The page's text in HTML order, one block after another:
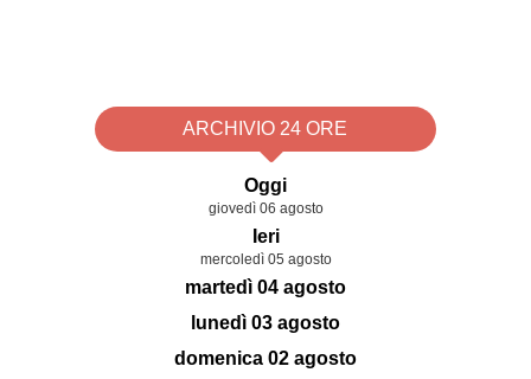
ARCHIVIO 24 ORE
Oggi
giovedì 06 agosto
Ieri
mercoledì 05 agosto
martedì 04 agosto
lunedì 03 agosto
domenica 02 agosto